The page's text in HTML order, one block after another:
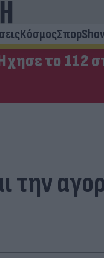
ΚόσμοςΣπορ
το 112
την